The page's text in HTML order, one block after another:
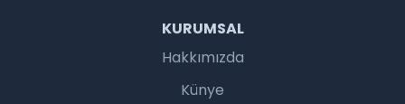
KURUMSAL
Hakkımızda
Künye